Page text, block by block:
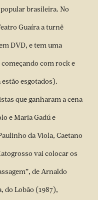
brasileira. No
Guaíra a turnê
DVD, e tem uma
com rock e
esgotados).
que ganharam a cena
e Maria Gadú e
da Viola, Caetano
vai colocar os
de Arnaldo
do Lobão (1987),